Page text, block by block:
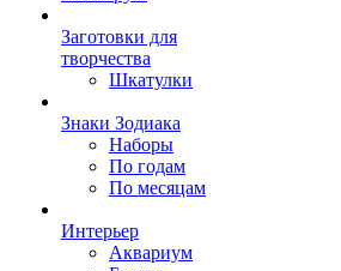
Заготовки для
творчества
Шкатулки
Знаки Зодиака
Наборы
По годам
По месяцам
Интерьер
Аквариум